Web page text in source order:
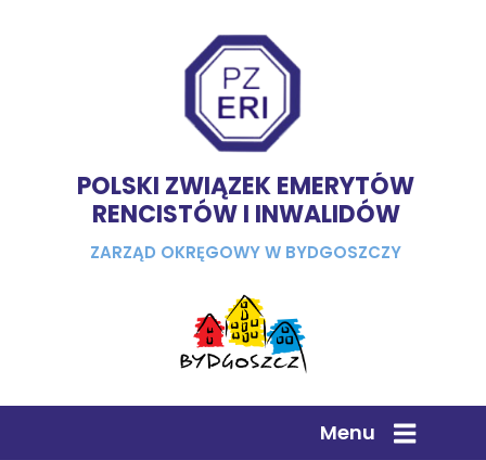
POLSKI ZWIĄZEK EMERYTÓW
RENCISTÓW I INWALIDÓW
ZARZĄD OKRĘGOWY W BYDGOSZCZY
Menu